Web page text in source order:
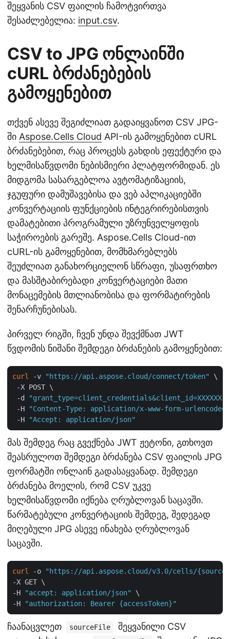
შეყვანის CSV ფაილის ჩამოტვირთვა
შესაძლებელია: input.csv.
CSV to JPG ონლაინში
cURL ბრძანებების
გამოყენებით
თქვენ ასევე შეგიძლიათ გადაიყვანოთ CSV JPG-
ში Aspose.Cells Cloud API-ის გამოყენებით cURL
ბრძანებებით, რაც პროცესს გახდის ეფექტური და
ხელმისაწვდომი ნებისმიერი პლატფორმიდან. ეს
მიდგომა სასარგებლოა ავტომატიზაციის,
ჯგუფური დამუშავებისა და ვებ აპლიკაციებში
კონვერტაციის ფუნქციების ინტეგრირებისთვის
დამატებითი პროგრამული უზრუნველყოფის
საჭიროების გარეშე. Aspose.Cells Cloud-ით
cURL-ის გამოყენებით, მომხმარებლებს
შეუძლიათ განახორციელონ სწრაფი, უსაფრთხო
და მასშტაბირებადი კონვერტაციები მათი
მონაცემების მთლიანობისა და ფორმატირების
შენარჩუნებისას.
პირველ რიგში, ჩვენ უნდა შევქმნათ JWT
წვდომის ნიშანი შემდეგი ბრძანების გამოყენებით:
curl -v "https://api.aspose.cloud/connect/token"
\
-X POST \
-d
"grant_type=client_credentials&client_id=XXXXXX-
-H
"Content-Type: application/x-www-form-urlencoded"
-H
"Accept: application/json"
მას შემდეგ რაც გვექნება JWT ჟეტონი, გთხოვთ
შეასრულოთ შემდეგი ბრძანება CSV ფაილის JPG
ფორმატში ონლაინ გადასაყვანად. შემდეგი
ბრძანება მოელის, რომ CSV უკვე
ხელმისაწვდომი იქნება ღრუბლოვან საცავში.
წარმატებული კონვერტაციის შემდეგ, შედეგად
მიღებული JPG ასევე ინახება ღრუბლოვან
საცავში.
curl -o
"https://api.aspose.cloud/v3.0/cells/
-X GET \
-H
"accept: application/json"
\
-H
"authorization: Bearer {accessToken}"
ჩაანაცვლეთ sourceFile
შეყვანილი CSV